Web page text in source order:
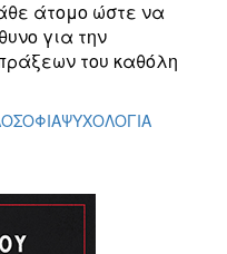
άτομο ώστε να
για την
του καθόλη
ΨΥΧΟΛΟΓΙΑ